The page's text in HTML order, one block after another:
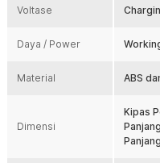
Efek Angin Lebih Sejuk
hembusan angin lebih sejuk
fan 13000 RPM dan sistem
cocok menemani aktivitas
100 Tingkat Kecepatan
Berbeda dari kipas portable
tingkat pengaturan
Voltase
Daya / Power
Material ABS
Dimensi
Kipas